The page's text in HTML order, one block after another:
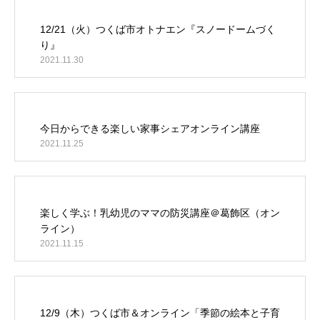
12/21（火）つくば市オトナエン『スノードームづく
り』
2021.11.30
今日からできる楽しい家事シェアオンライン講座
2021.11.25
楽しく学ぶ！乳幼児のママの防災講座＠葛飾区（オン
ライン）
2021.11.15
12/9（木）つくば市＆オンライン「季節の絵本と子育